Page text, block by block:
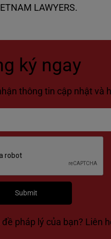
LAWYERS.
ký ngay
thông tin cập nhật và
pháp lý của bạn? Liên